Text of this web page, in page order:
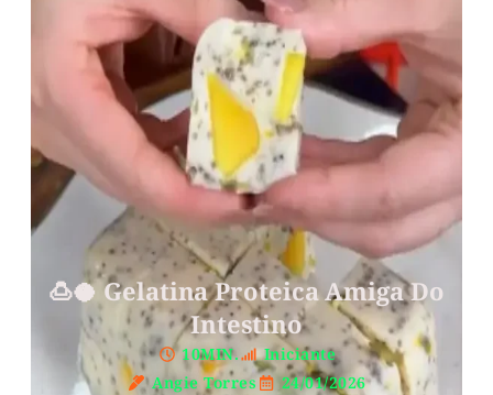
🍮🥥 Gelatina Proteica Amiga Do
Intestino
10MIN.
Iniciante
Angie Torres
24/01/2026